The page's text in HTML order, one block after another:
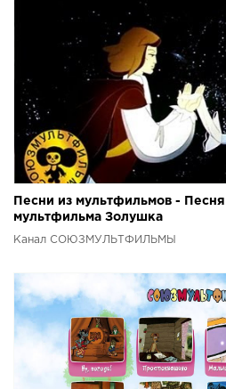
Песни из мультфильмов -
мультфильма Золушка
Канал СОЮЗМУЛЬТФИЛЬМЫ